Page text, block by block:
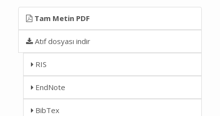
Tam Metin PDF
Atıf dosyası indir
RIS
EndNote
BibTex